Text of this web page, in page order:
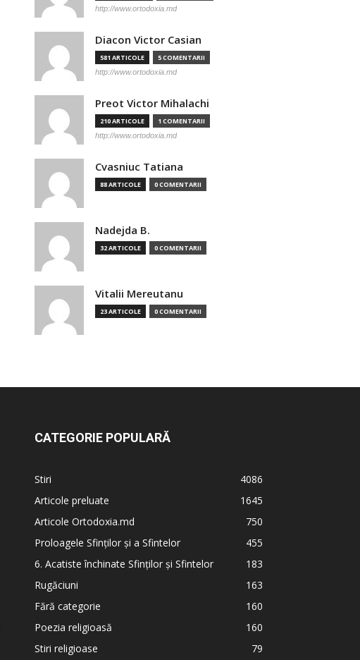
http://www.ortodoxia.md
Diacon Victor Casian
581 ARTICOLE 5 COMENTARII
http://www.ortodoxia.md
Preot Victor Mihalachi
210 ARTICOLE 1 COMENTARII
http://www.ortodoxia.md
Cvasniuc Tatiana
88 ARTICOLE 0 COMENTARII
Nadejda B.
32 ARTICOLE 0 COMENTARII
Vitalii Mereutanu
23 ARTICOLE 0 COMENTARII
CATEGORIE POPULARĂ
Stiri
4086
Articole preluate
1645
Articole Ortodoxia.md
750
Proloagele Sfinților și a Sfintelor
455
6. Acatiste închinate Sfinților și Sfintelor
183
Rugăciuni
163
Fără categorie
160
Poezia religioasă
160
Stiri religioase
79